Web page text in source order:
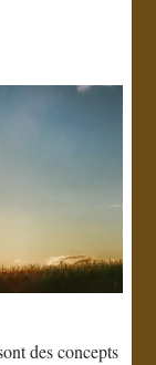
des concepts